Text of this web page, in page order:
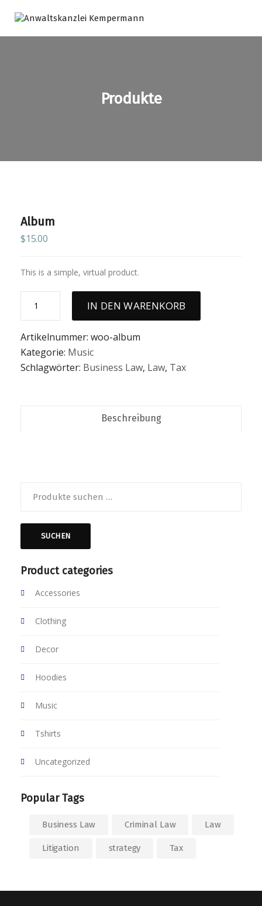
Produkte
Album
$15.00
This is a simple, virtual product.
Menge
IN DEN WARENKORB
Artikelnummer: woo-album
Kategorie: Music
Schlagwörter: Business Law, Law, Tax
Beschreibung
nach:
SUCHEN
Product categories
Accessories
Clothing
Decor
Hoodies
Music
Tshirts
Uncategorized
Popular Tags
Business Law Criminal Law Law
Litigation strategy Tax